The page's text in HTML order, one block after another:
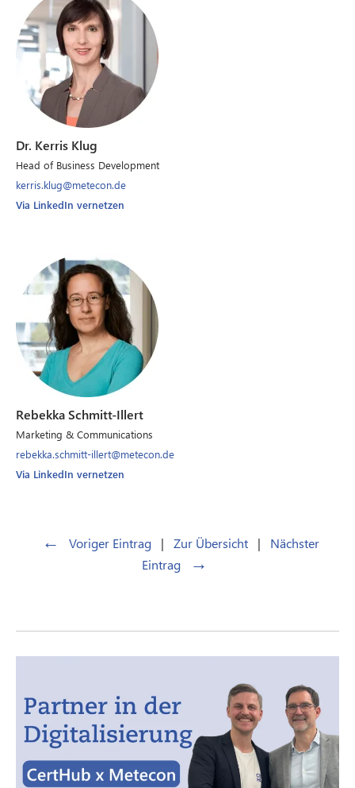
Dr. Kerris Klug
Head of Business Development
kerris.klug@metecon.de
Via LinkedIn vernetzen
Rebekka Schmitt-Illert
Marketing & Communications
rebekka.schmitt-illert@metecon.de
Via LinkedIn vernetzen
← Voriger Eintrag | Zur Übersicht |
Nächster
Eintrag
→